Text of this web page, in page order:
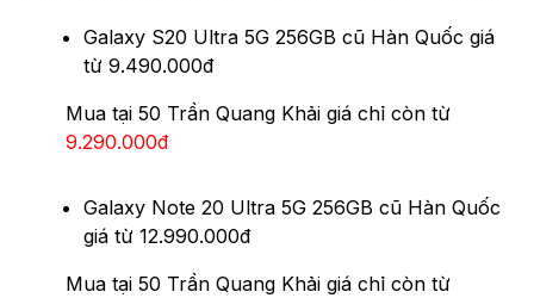
Galaxy S20 Ultra 5G 256GB cũ Hàn Quốc giá
từ 9.490.000đ
Mua tại 50 Trần Quang Khải giá chỉ còn từ
9.290.000đ
Galaxy Note 20 Ultra 5G 256GB cũ Hàn Quốc
giá từ 12.990.000đ
Mua tại 50 Trần Quang Khải giá chỉ còn từ